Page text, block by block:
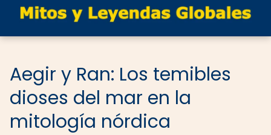
Aegir y Ran: Los temibles
dioses del mar en la
mitología nórdica